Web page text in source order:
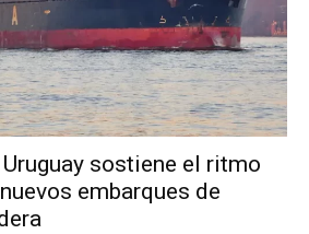
sostiene el ritmo
embarques de